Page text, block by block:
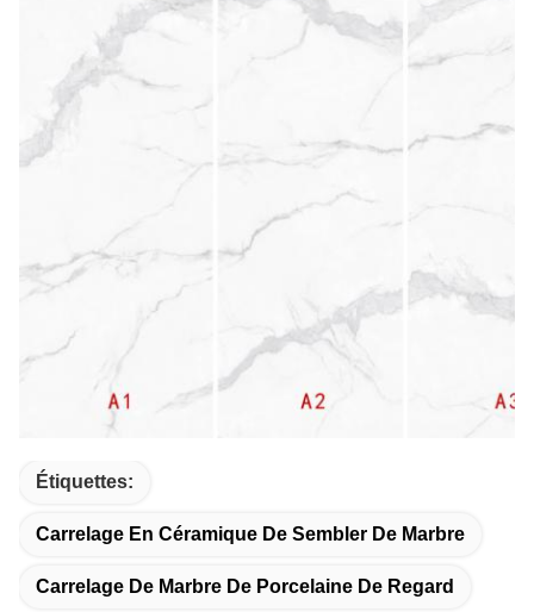
Étiquettes:
Carrelage En Céramique De Sembler De Marbre
Carrelage De Marbre De Porcelaine De Regard